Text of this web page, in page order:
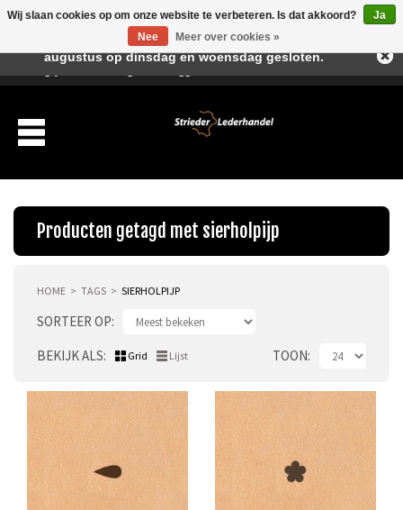
Aanbiedingen
Merken
Producten getagd met sierholpijp
HOME TAGS SIERHOLPIJP
SORTEER OP
BEKIJK ALS
Grid Lijst TOON
Wij slaan cookies op om onze website te verbeteren. Is dat akkoord?
Ja
Nee
Meer over cookies »
Beste klant, I.v.m. de vakantieperiode zijn wij in juli en
augustus op dinsdag en woensdag gesloten.